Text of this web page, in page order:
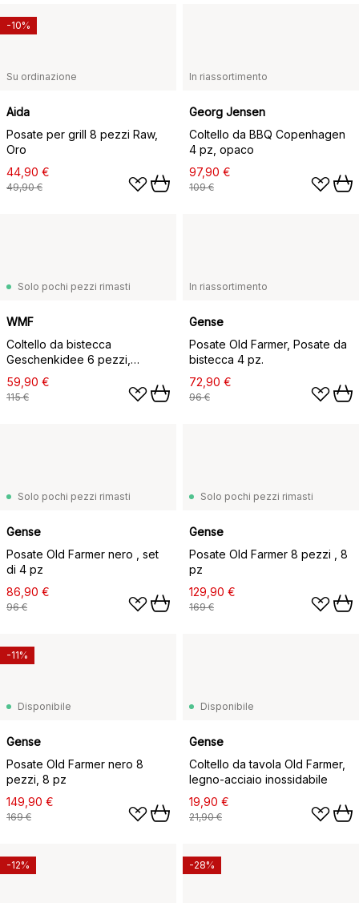
Su ordinazione
Aida
Posate per grill 8 pezzi Raw,
Oro
44,90 €
49,90 €
-10%
In riassortimento
Georg Jensen
Coltello da BBQ Copenhagen
4 pz, opaco
97,90 €
109 €
Solo pochi pezzi rimasti
WMF
Coltello da bistecca
Geschenkidee 6 pezzi,
Acciaio inossidabile
59,90 €
115 €
In riassortimento
Gense
Posate Old Farmer, Posate da
bistecca 4 pz.
72,90 €
96 €
Solo pochi pezzi rimasti
Gense
Posate Old Farmer nero , set
di 4 pz
86,90 €
96 €
Solo pochi pezzi rimasti
Gense
Posate Old Farmer 8 pezzi , 8
pz
129,90 €
169 €
Disponibile
Gense
Posate Old Farmer nero 8
pezzi, 8 pz
149,90 €
169 €
-11%
Disponibile
Gense
Coltello da tavola Old Farmer,
legno-acciaio inossidabile
19,90 €
21,90 €
-12% -28%